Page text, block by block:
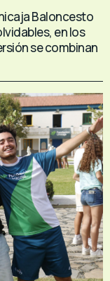
Baloncesto
en los
se combinan